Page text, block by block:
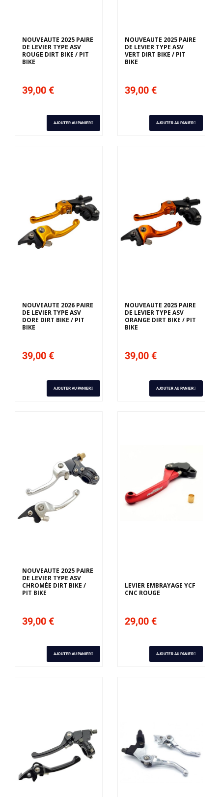
NOUVEAUTE 2025 PAIRE
DE LEVIER TYPE ASV
ROUGE DIRT BIKE / PIT
BIKE
39,00 €
AJOUTER AU PANIER
NOUVEAUTE 2025 PAIRE
DE LEVIER TYPE ASV
VERT DIRT BIKE / PIT
BIKE
39,00 €
AJOUTER AU PANIER
NOUVEAUTE 2026 PAIRE
DE LEVIER TYPE ASV
DORE DIRT BIKE / PIT
BIKE
39,00 €
AJOUTER AU PANIER
NOUVEAUTE 2025 PAIRE
DE LEVIER TYPE ASV
ORANGE DIRT BIKE / PIT
BIKE
39,00 €
AJOUTER AU PANIER
NOUVEAUTE 2025 PAIRE
DE LEVIER TYPE ASV
CHROMÉE DIRT BIKE /
PIT BIKE
39,00 €
AJOUTER AU PANIER
LEVIER EMBRAYAGE YCF
CNC ROUGE
29,00 €
AJOUTER AU PANIER